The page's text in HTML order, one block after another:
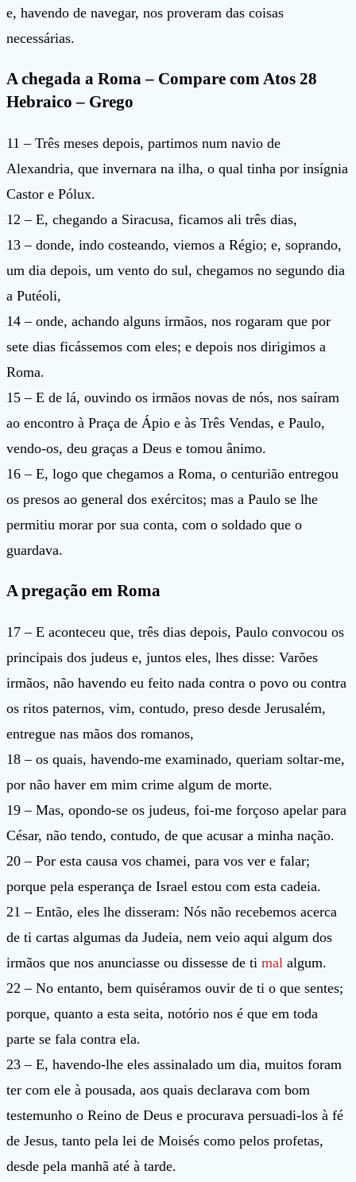
e, havendo de navegar, nos proveram das coisas
necessárias.
A chegada a Roma – Compare com Atos 28
Hebraico – Grego
11 – Três meses depois, partimos num navio de
Alexandria, que invernara na ilha, o qual tinha por insígnia
Castor e Pólux.
12 – E, chegando a Siracusa, ficamos ali três dias,
13 – donde, indo costeando, viemos a Régio; e, soprando,
um dia depois, um vento do sul, chegamos no segundo dia
a Putéoli,
14 – onde, achando alguns irmãos, nos rogaram que por
sete dias ficássemos com eles; e depois nos dirigimos a
Roma.
15 – E de lá, ouvindo os irmãos novas de nós, nos saíram
ao encontro à Praça de Ápio e às Três Vendas, e Paulo,
vendo-os, deu graças a Deus e tomou ânimo.
16 – E, logo que chegamos a Roma, o centurião entregou
os presos ao general dos exércitos; mas a Paulo se lhe
permitiu morar por sua conta, com o soldado que o
guardava.
A pregação em Roma
17 – E aconteceu que, três dias depois, Paulo convocou os
principais dos judeus e, juntos eles, lhes disse: Varões
irmãos, não havendo eu feito nada contra o povo ou contra
os ritos paternos, vim, contudo, preso desde Jerusalém,
entregue nas mãos dos romanos,
18 – os quais, havendo-me examinado, queriam soltar-me,
por não haver em mim crime algum de morte.
19 – Mas, opondo-se os judeus, foi-me forçoso apelar para
César, não tendo, contudo, de que acusar a minha nação.
20 – Por esta causa vos chamei, para vos ver e falar;
porque pela esperança de Israel estou com esta cadeia.
21 – Então, eles lhe disseram: Nós não recebemos acerca
de ti cartas algumas da Judeia, nem veio aqui algum dos
irmãos que nos anunciasse ou dissesse de ti mal algum.
22 – No entanto, bem quiséramos ouvir de ti o que sentes;
porque, quanto a esta seita, notório nos é que em toda
parte se fala contra ela.
23 – E, havendo-lhe eles assinalado um dia, muitos foram
ter com ele à pousada, aos quais declarava com bom
testemunho o Reino de Deus e procurava persuadi-los à fé
de Jesus, tanto pela lei de Moisés como pelos profetas,
desde pela manhã até à tarde.